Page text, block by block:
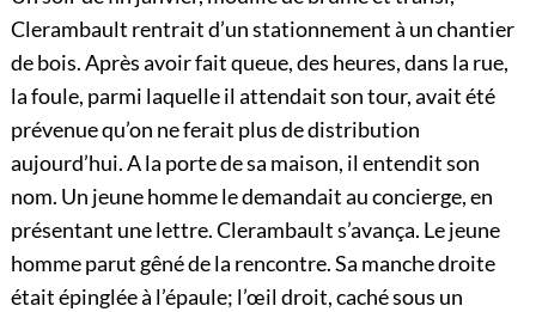
Clerambault rentrait d’un stationnement à un chantier
de bois. Après avoir fait queue, des heures, dans la rue,
la foule, parmi laquelle il attendait son tour, avait été
prévenue qu’on ne ferait plus de distribution
aujourd’hui. A la porte de sa maison, il entendit son
nom. Un jeune homme le demandait au concierge, en
présentant une lettre. Clerambault s’avança. Le jeune
homme parut gêné de la rencontre. Sa manche droite
était épinglée à l’épaule; l’œil droit, caché sous un